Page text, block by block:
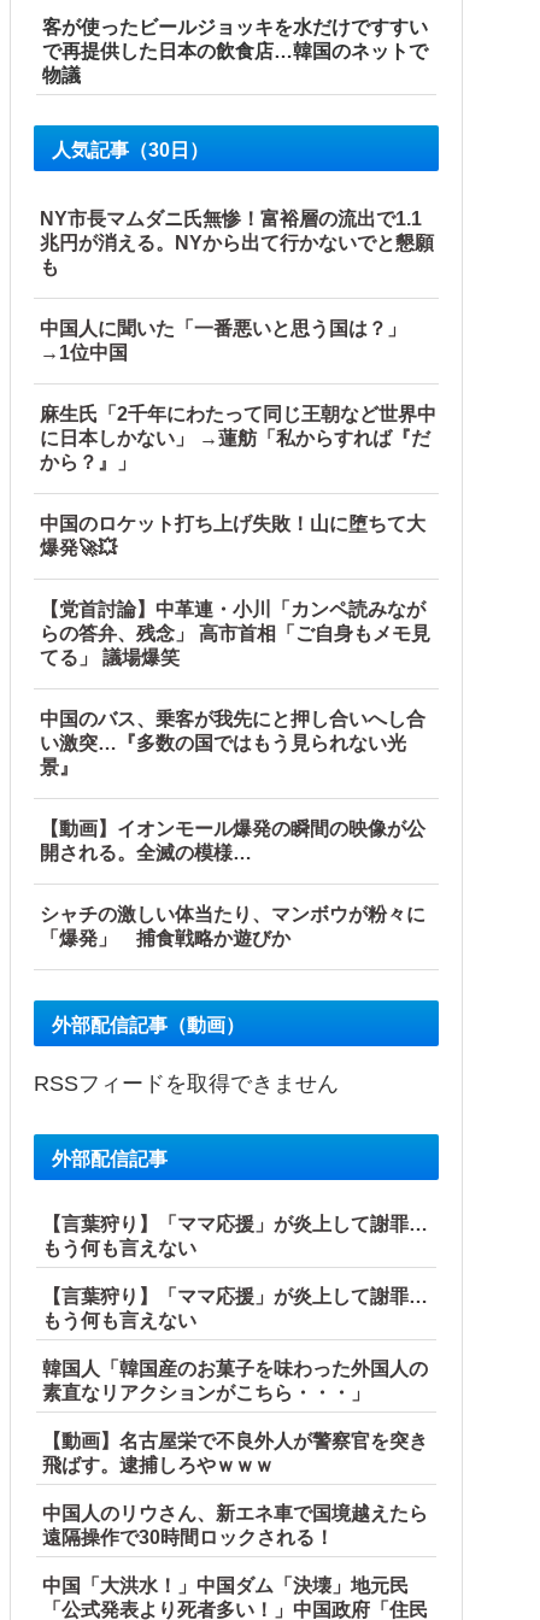
客が使ったビールジョッキを水だけですすい
で再提供した日本の飲食店…韓国のネットで
物議
人気記事（30日）
NY市長マムダニ氏無惨！富裕層の流出で1.1
兆円が消える。NYから出て行かないでと懇願
も
中国人に聞いた「一番悪いと思う国は？」
→1位中国
麻生氏「2千年にわたって同じ王朝など世界中
に日本しかない」 →蓮舫「私からすれば『だ
から？』」
中国のロケット打ち上げ失敗！山に堕ちて大
爆発🚀💥
【党首討論】中革連・小川「カンペ読みなが
らの答弁、残念」 高市首相「ご自身もメモ見
てる」 議場爆笑
中国のバス、乗客が我先にと押し合いへし合
い激突…『多数の国ではもう見られない光
景』
【動画】イオンモール爆発の瞬間の映像が公
開される。全滅の模様…
シャチの激しい体当たり、マンボウが粉々に
「爆発」 捕食戦略か遊びか
外部配信記事（動画）
RSSフィードを取得できません
外部配信記事
【言葉狩り】「ママ応援」が炎上して謝罪…
もう何も言えない
【言葉狩り】「ママ応援」が炎上して謝罪…
もう何も言えない
韓国人「韓国産のお菓子を味わった外国人の
素直なリアクションがこちら・・・」
【動画】名古屋栄で不良外人が警察官を突き
飛ばす。逮捕しろやｗｗｗ
中国人のリウさん、新エネ車で国境越えたら
遠隔操作で30時間ロックされる！
中国「大洪水！」中国ダム「決壊」地元民
「公式発表より死者多い！」中国政府「住民